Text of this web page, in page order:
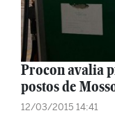
Procon avalia
postos de
12/03/2015 14:41